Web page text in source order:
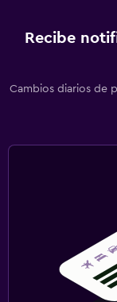
Recibe
Cambios diarios de